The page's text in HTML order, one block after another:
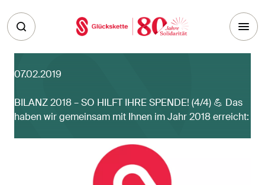
07.02.2019
BILANZ 2018 – SO HILFT IHRE SPENDE! (4/4) 💪 Das
haben wir gemeinsam mit Ihnen im Jahr 2018 erreicht: